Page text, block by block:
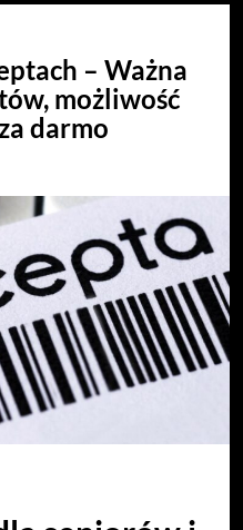
– Ważna
możliwość
darmo